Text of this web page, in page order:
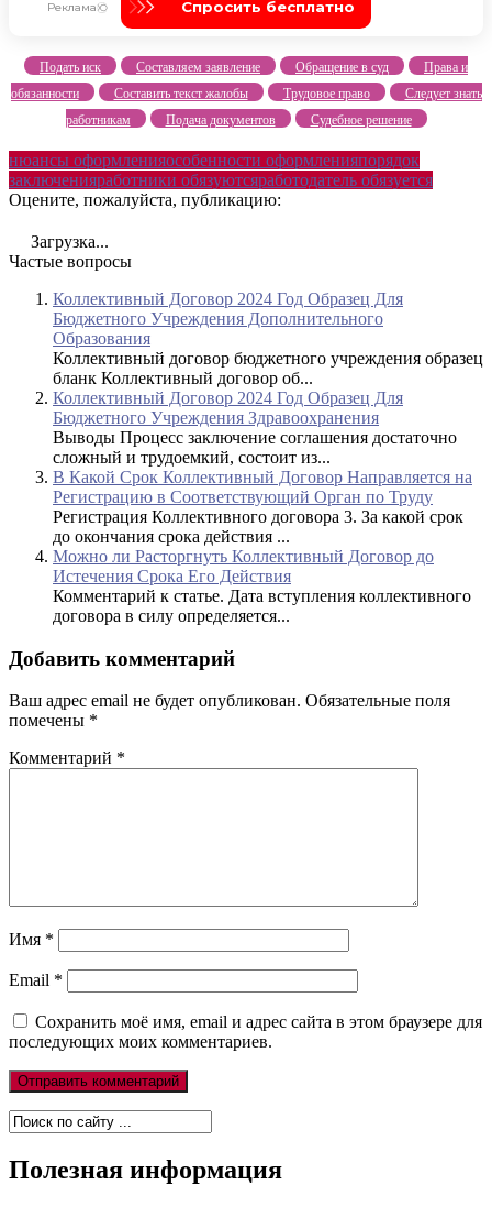
Подать иск Составляем заявление Обращение в суд
Права и
обязанности
Составить текст жалобы Трудовое право
Следует знать
работникам
Подача документов Судебное решение
нюансы оформленияособенности оформленияпорядок
заключенияработники обязуютсяработодатель обязуется
Оцените, пожалуйста, публикацию:
Загрузка...
Частые вопросы
Коллективный Договор 2024 Год Образец Для
Бюджетного Учреждения Дополнительного
Образования
Коллективный договор бюджетного учреждения образец
бланк Коллективный договор об...
Коллективный Договор 2024 Год Образец Для
Бюджетного Учреждения Здравоохранения
Выводы Процесс заключение соглашения достаточно
сложный и трудоемкий, состоит из...
В Какой Срок Коллективный Договор Направляется на
Регистрацию в Соответствующий Орган по Труду
Регистрация Коллективного договора 3. За какой срок
до окончания срока действия ...
Можно ли Расторгнуть Коллективный Договор до
Истечения Срока Его Действия
Комментарий к статье. Дата вступления коллективного
договора в силу определяется...
Добавить комментарий
Ваш адрес email не будет опубликован. Обязательные поля
помечены *
Комментарий *
Имя *
Email *
Сохранить моё имя, email и адрес сайта в этом браузере для
последующих моих комментариев.
Полезная информация